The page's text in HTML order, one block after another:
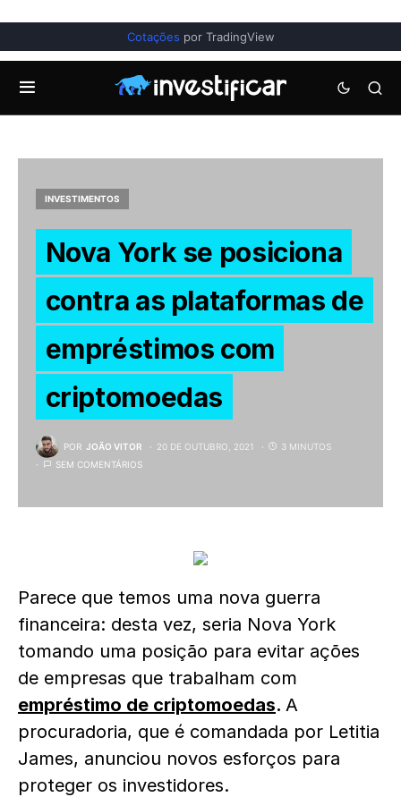
Cotações por TradingView
INVESTIMENTOS
Nova York se posiciona
contra as plataformas de
empréstimos com
criptomoedas
POR JOÃO VITOR 20 DE OUTUBRO, 2021
3 MINUTOS
SEM COMENTÁRIOS
Parece que temos uma nova guerra
financeira: desta vez, seria Nova York
tomando uma posição para evitar ações
de empresas que trabalham com
empréstimo de criptomoedas. A
procuradoria, que é comandada por Letitia
James, anunciou novos esforços para
proteger os investidores.